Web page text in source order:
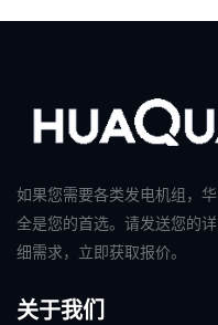
如果您需要各类发电机组，华
全是您的首选。请发送您的详
细需求，立即获取报价。
关于我们